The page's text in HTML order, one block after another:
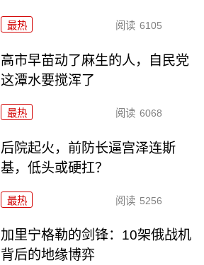
最热 阅读 6105
高市早苗动了麻生的人，自民党
这潭水要搅浑了
最热 阅读 6068
后院起火，前防长逼宫泽连斯
基，低头或硬扛？
最热 阅读 5256
加里宁格勒的剑锋：10架俄战机
背后的地缘博弈